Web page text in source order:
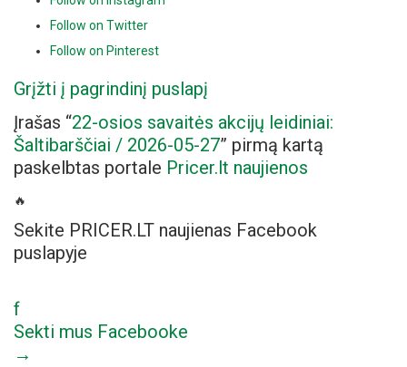
Follow on Twitter
Follow on Pinterest
Grįžti į pagrindinį puslapį
Įrašas “22-osios savaitės akcijų leidiniai:
Šaltibarščiai / 2026-05-27” pirmą kartą
paskelbtas portale Pricer.lt naujienos
🔥
Sekite PRICER.LT naujienas Facebook
puslapyje
f
Sekti mus Facebooke
→